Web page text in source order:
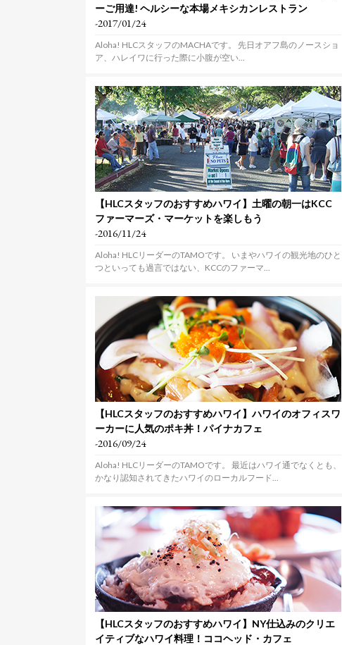
ーご用達! ヘルシーな本場メキシカンレストラン
-2017/01/24
Aloha! HLCスタッフのMACHAです。 先日オアフ島のノースショ
ア、ハレイワに行った際に小腹が空い...
【HLCスタッフのおすすめハワイ】土曜の朝一はKCC
ファーマーズ・マーケットを楽しもう
-2016/11/24
Aloha! HLCリーダーのTAMOです。 いまやハワイの観光地のひと
つといっても過言ではない、KCCのファーマ...
【HLCスタッフのおすすめハワイ】ハワイのオフィスワ
ーカーに人気のポキ丼！パイナカフェ
-2016/09/24
Aloha! HLCリーダーのTAMOです。 最近はハワイ通でなくとも、
かなり認知されてきたハワイのローカルフード...
【HLCスタッフのおすすめハワイ】NY仕込みのクリエ
イティブなハワイ料理！ココヘッド・カフェ